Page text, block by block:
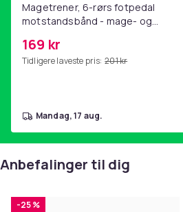
Magetrener, 6-rørs fotpedal
motstandsbånd - mage- og
hjemmegymnastikk Pink
169 kr
Tidligere laveste pris: 201 kr
mandag, 17 aug.
Anbefalinger til dig
-25 %